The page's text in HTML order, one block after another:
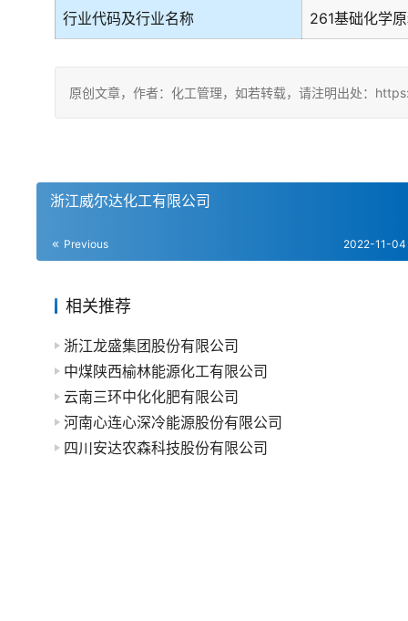
行业代码及行业名称 261基础化学
原创文章，作者：化工管理，如若转载，请注明出处：
浙江威尔达化工有限公司
Previous 2022-11-04
相关推荐
浙江龙盛集团股份有限公司
中煤陕西榆林能源化工有限公司
云南三环中化化肥有限公司
河南心连心深冷能源股份有限公司
四川安达农森科技股份有限公司